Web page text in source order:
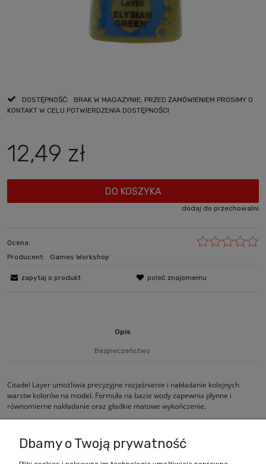
DOSTĘPNOŚĆ:
BRAK W MAGAZYNIE, PRZED ZAMÓWIENIEM PROSIMY O
KONTAKT W CELU POTWIERDZENIA DOSTĘPNOŚCI
12,49 zł
DO KOSZYKA
dodaj do przechowalni
Ocena:
Producent:
Games Workshop
zapytaj o produkt poleć znajomemu
Opis
Bezpieczeństwo
Citadel Layer umożliwia precyzyjne rozjaśnienie i nakładanie kolejnych
warstw kolorów na model. Formuła na bazie wody zapewnia płynne i
równomierne nakładanie oraz gładkie matowe wykończenie.
Dbamy o Twoją prywatność